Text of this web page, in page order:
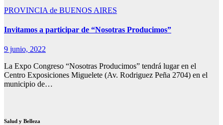
PROVINCIA de BUENOS AIRES
Invitamos a participar de “Nosotras Producimos”
9 junio, 2022
La Expo Congreso “Nosotras Producimos” tendrá lugar en el
Centro Exposiciones Miguelete (Av. Rodriguez Peña 2704) en el
municipio de…
Salud y Belleza